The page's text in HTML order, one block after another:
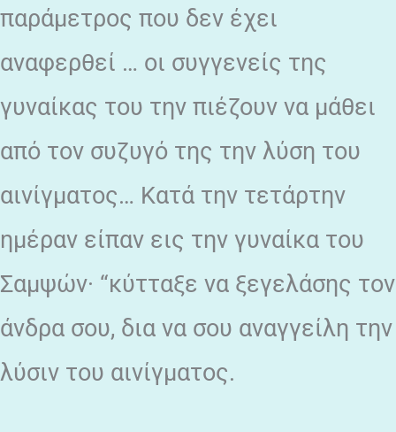
παράμετρος που δεν έχει
αναφερθεί … οι συγγενείς της
γυναίκας του την πιέζουν να μάθει
από τον συζυγό της την λύση του
αινίγματος… Κατά την τετάρτην
ημέραν είπαν εις την γυναίκα του
Σαμψών· “κύτταξε να ξεγελάσης τον
άνδρα σου, δια να σου αναγγείλη την
λύσιν του αινίγματος.